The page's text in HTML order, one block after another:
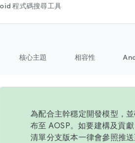
程式碼搜尋工具
核心主題 相容性
為配合主幹穩定開發模型，
布至 AOSP。如要建構及貢
清單分支版本一律會參照推